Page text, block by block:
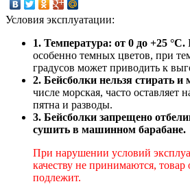
Условия эксплуатации:
1. Температура: от 0 до +25 °C.
особенно темных цветов, при
градусов может приводить к
2. Бейсболки нельзя стирать и
числе морская, часто оставляет
пятна и разводы.
3. Бейсболки запрещено
сушить в машинном барабане.
При нарушении условий
качеству не принимаются, товар
подлежит.